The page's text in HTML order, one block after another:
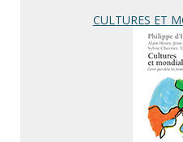
CULTURES ET